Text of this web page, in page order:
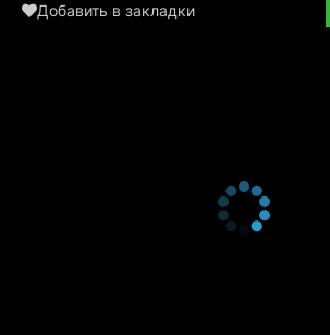
Добавить в закладки